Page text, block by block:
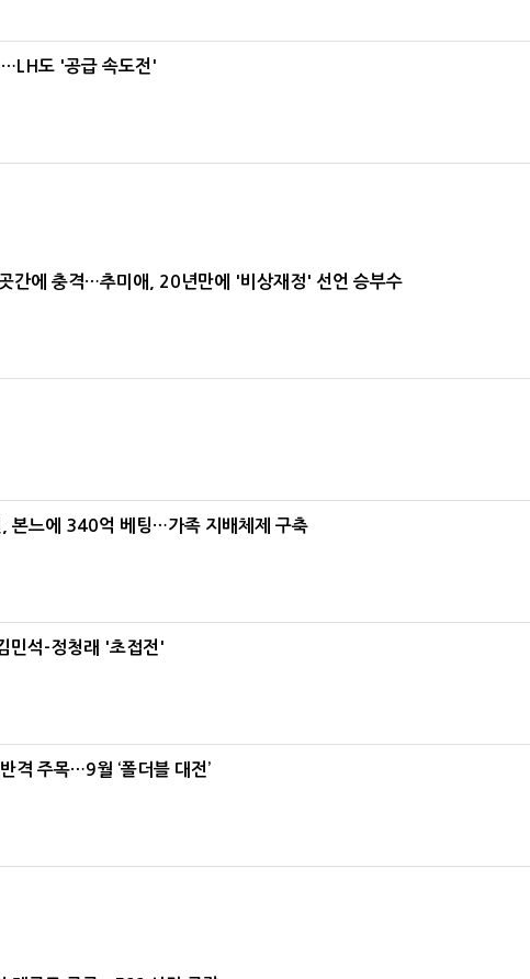
도 '공급 속도전'
간에 충격…추미애, 20년만에 '비상재정' 선언 승부수
, 본느에 340억 베팅…가족 지배체제 구축
민석-정청래 '초접전'
격 주목…9월 ‘폴더블 대전’